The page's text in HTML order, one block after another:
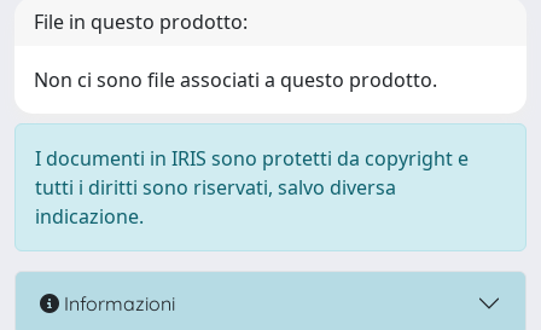
File in questo prodotto:
Non ci sono file associati a questo prodotto.
I documenti in IRIS sono protetti da copyright e
tutti i diritti sono riservati, salvo diversa
indicazione.
Informazioni